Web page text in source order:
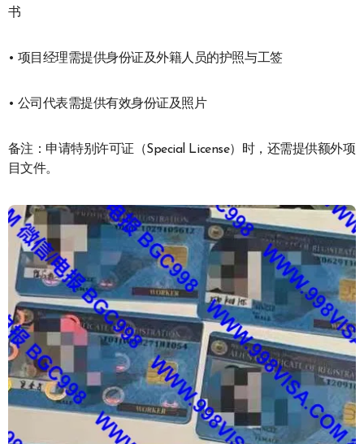
书
• 项目经理需提供身份证及外籍人员的护照与工签
• 公司代表需提供有效身份证及照片
备注：申请特别许可证（Special License）时，还需提供额外项
目文件。